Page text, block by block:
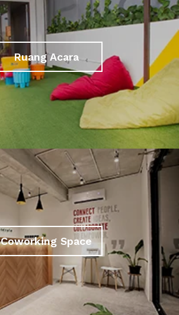
Ruang Acara
Coworking Space